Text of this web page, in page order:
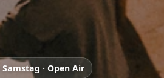
Samstag · Open Air